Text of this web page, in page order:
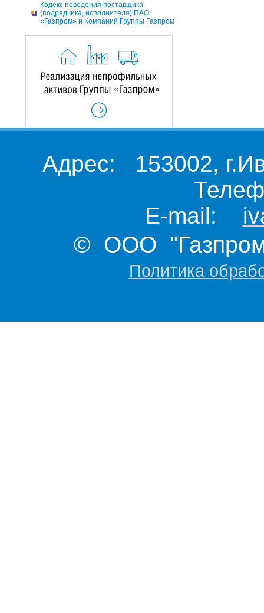
Кодекс поведения поставщика
(подрядчика, исполнителя) ПАО
«Газпром» и Компаний Группы Газпром
Адрес: 153002,
E-mail:
© ООО "Газпром
Политика